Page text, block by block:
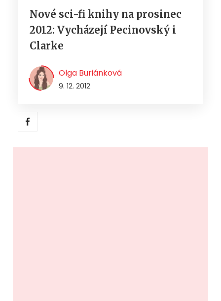
Nové sci-fi knihy na prosinec
2012: Vycházejí Pecinovský i
Clarke
Olga Buriánková
9. 12. 2012